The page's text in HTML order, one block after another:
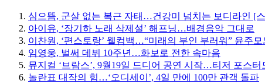
심으뜸, 군살 없는 복근 자태…건강미 넘치는 보디라인 [
아이유, ‘장기하 노래 삭제설’ 해프닝…배경음악 그대로
이찬원, ‘편스토랑’ 웰컴백…“미래의 부인 부러워” 윤주모
임영웅, 벌써 데뷔 10주년…화보로 전한 속마음
뮤지컬 ‘브람스’, 9월19일 드디어 공연 시작…티저 포스터
놀란표 대작의 힘…‘오디세이’, 4일 만에 100만 관객 돌파